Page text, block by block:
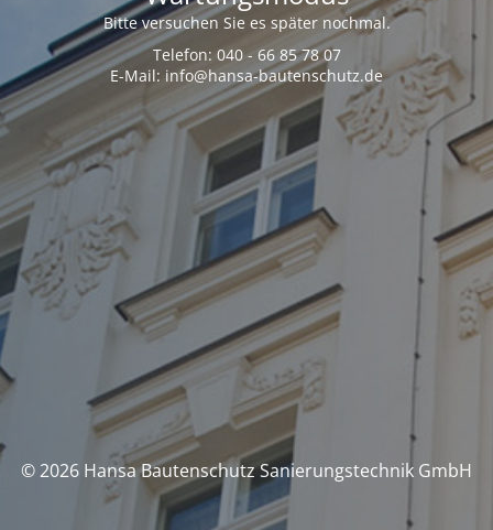
Bitte versuchen Sie es später nochmal.
Telefon: 040 - 66 85 78 07
E-Mail: info@hansa-bautenschutz.de
© 2026 Hansa Bautenschutz Sanierungstechnik GmbH